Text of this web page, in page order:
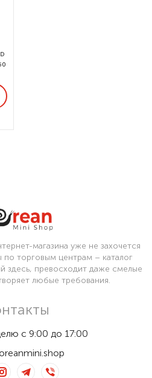
магазина уже не захочется
по торговым центрам – каталог
здесь, превосходит даже смелые
любые требования.
с 9:00 до 17:00